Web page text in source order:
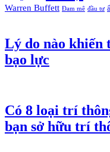
Warren Buffett Đam mê đầu tư
Lý do nào khiến
bạo lực
Có 8 loại trí
bạn sở hữu trí